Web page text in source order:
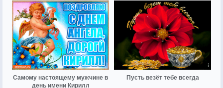
Самому настоящему мужчине в
день имени Кирилл
Пусть везёт тебе всегда